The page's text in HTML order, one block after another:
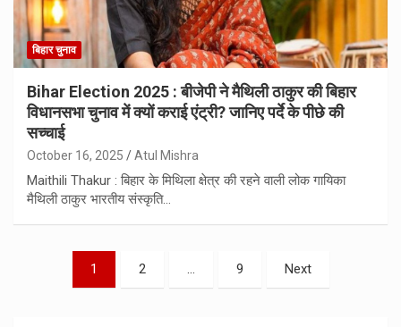
बिहार चुनाव
Bihar Election 2025 : बीजेपी ने मैथिली ठाकुर की बिहार
विधानसभा चुनाव में क्यों कराई एंट्री? जानिए पर्दे के पीछे की
सच्चाई
October 16, 2025 Atul Mishra
Maithili Thakur : बिहार के मिथिला क्षेत्र की रहने वाली लोक गायिका
मैथिली ठाकुर भारतीय संस्कृति…
pagination
1 2 … 9 Next